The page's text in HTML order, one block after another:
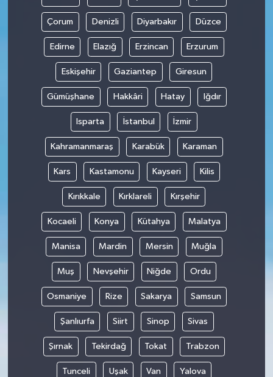
Çorum Denizli Diyarbakır Düzce
Edirne Elazığ Erzincan Erzurum
Eskişehir Gaziantep Giresun
Gümüşhane Hakkâri Hatay Iğdır
Isparta İstanbul İzmir
Kahramanmaraş Karabük Karaman
Kars Kastamonu Kayseri Kilis
Kırıkkale Kırklareli Kırşehir
Kocaeli Konya Kütahya Malatya
Manisa Mardin Mersin Muğla
Muş Nevşehir Niğde Ordu
Osmaniye Rize Sakarya Samsun
Şanlıurfa Siirt Sinop Sivas
Şırnak Tekirdağ Tokat Trabzon
Tunceli Uşak Van Yalova